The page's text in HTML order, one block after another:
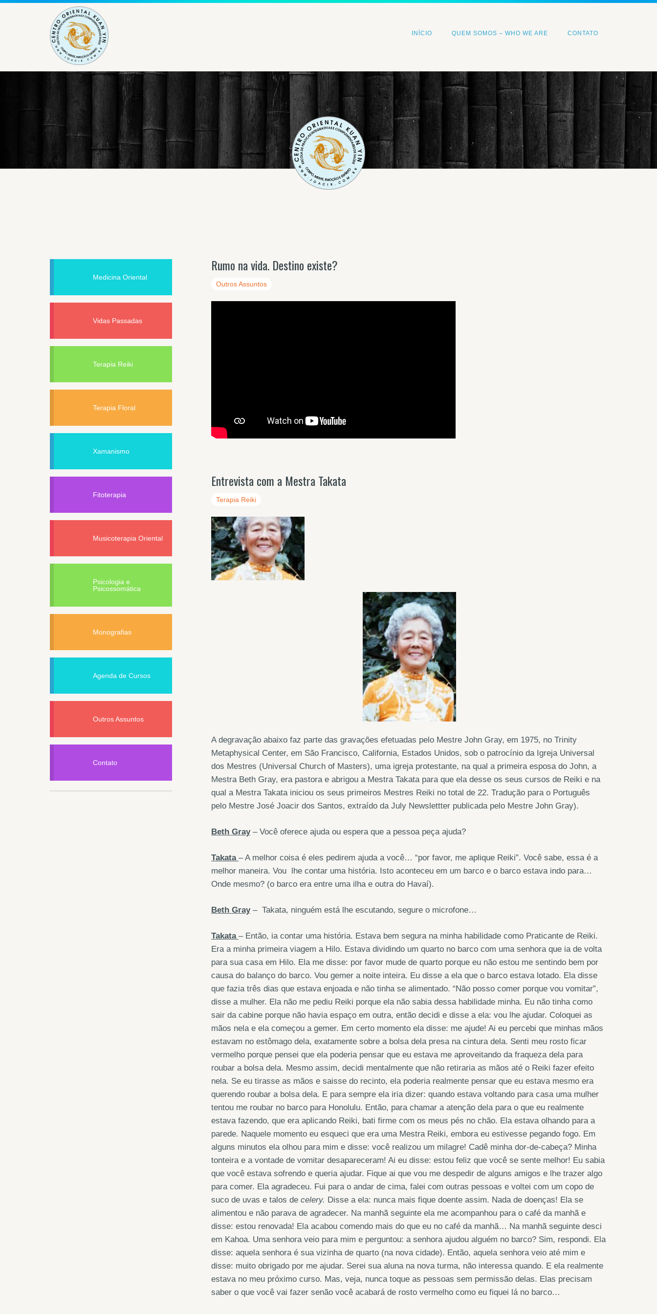
INÍCIO QUEM SOMOS – WHO WE ARE CONTATO
<
Rumo na vida. Destino existe?
Outros Assuntos
Entrevista com a Mestra Takata
Terapia Reiki
A degravação abaixo faz parte das gravações efetuadas pelo Mestre John Gray, em 1975, no Trinity
Metaphysical Center, em São Francisco, California, Estados Unidos, sob o patrocínio da Igreja Universal
dos Mestres (Universal Church of Masters), uma igreja protestante, na qual a primeira esposa do John, a
Mestra Beth Gray, era pastora e abrigou a Mestra Takata para que ela desse os seus cursos de Reiki e na
qual a Mestra Takata iniciou os seus primeiros Mestres Reiki no total de 22. Tradução para o Português
pelo Mestre José Joacir dos Santos, extraído da July Newslettter publicada pelo Mestre John Gray).
Beth Gray– Você oferece ajuda ou espera que a pessoa peça ajuda?
Takata – A melhor coisa é eles pedirem ajuda a você… “por favor, me aplique Reiki”. Você sabe, essa é a
melhor maneira. Vou lhe contar uma história. Isto aconteceu em um barco e o barco estava indo para…
Onde mesmo? (o barco era entre uma ilha e outra do Havaí).
Beth Gray– Takata, ninguém está lhe escutando, segure o microfone…
Takata – Então, ia contar uma história. Estava bem segura na minha habilidade como Praticante de Reiki.
Era a minha primeira viagem a Hilo. Estava dividindo um quarto no barco com uma senhora que ia de volta
para sua casa em Hilo. Ela me disse: por favor mude de quarto porque eu não estou me sentindo bem por
causa do balanço do barco. Vou gemer a noite inteira. Eu disse a ela que o barco estava lotado. Ela disse
que fazia três dias que estava enjoada e não tinha se alimentado. “Não posso comer porque vou vomitar”,
disse a mulher. Ela não me pediu Reiki porque ela não sabia dessa habilidade minha. Eu não tinha como
sair da cabine porque não havia espaço em outra, então decidi e disse a ela: vou lhe ajudar. Coloquei as
mãos nela e ela começou a gemer. Em certo momento ela disse: me ajude! Ai eu percebi que minhas mãos
estavam no estômago dela, exatamente sobre a bolsa dela presa na cintura dela. Senti meu rosto ficar
vermelho porque pensei que ela poderia pensar que eu estava me aproveitando da fraqueza dela para
roubar a bolsa dela. Mesmo assim, decidi mentalmente que não retiraria as mãos até o Reiki fazer efeito
nela. Se eu tirasse as mãos e saisse do recinto, ela poderia realmente pensar que eu estava mesmo era
querendo roubar a bolsa dela. E para sempre ela iria dizer: quando estava voltando para casa uma mulher
tentou me roubar no barco para Honolulu. Então, para chamar a atenção dela para o que eu realmente
estava fazendo, que era aplicando Reiki, bati firme com os meus pés no chão. Ela estava olhando para a
parede. Naquele momento eu esqueci que era uma Mestra Reiki, embora eu estivesse pegando fogo. Em
alguns minutos ela olhou para mim e disse: você realizou um milagre! Cadê minha dor-de-cabeça? Minha
tonteira e a vontade de vomitar desapareceram! Ai eu disse: estou feliz que você se sente melhor! Eu sabia
que você estava sofrendo e queria ajudar. Fique ai que vou me despedir de alguns amigos e lhe trazer algo
para comer. Ela agradeceu. Fui para o andar de cima, falei com outras pessoas e voltei com um copo de
suco de uvas e talos de celery. Disse a ela: nunca mais fique doente assim. Nada de doenças! Ela se
alimentou e não parava de agradecer. Na manhã seguinte ela me acompanhou para o café da manhã e
disse: estou renovada! Ela acabou comendo mais do que eu no café da manhã… Na manhã seguinte desci
em Kahoa. Uma senhora veio para mim e perguntou: a senhora ajudou alguém no barco? Sim, respondi. Ela
disse: aquela senhora é sua vizinha de quarto (na nova cidade). Então, aquela senhora veio até mim e
disse: muito obrigado por me ajudar. Serei sua aluna na nova turma, não interessa quando. E ela realmente
estava no meu próximo curso. Mas, veja, nunca toque as pessoas sem permissão delas. Elas precisam
saber o que você vai fazer senão você acabará de rosto vermelho como eu fiquei lá no barco…
Medicina Oriental
Vidas Passadas
Terapia Reiki
Terapia Floral
Xamanismo
Fitoterapia
Musicoterapia Oriental
Psicologia e
Psicossomática
Monografias
Agenda de Cursos
Outros Assuntos
Contato